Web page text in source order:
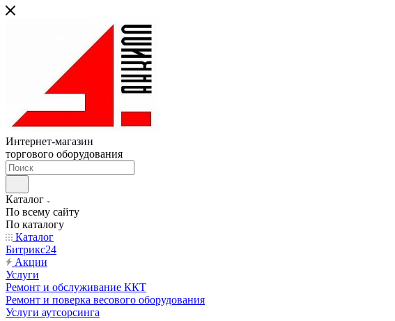
Интернет-магазин
торгового оборудования
Каталог
По всему сайту
По каталогу
Каталог
Битрикс24
Акции
Услуги
Ремонт и обслуживание ККТ
Ремонт и поверка весового оборудования
Услуги аутсорсинга